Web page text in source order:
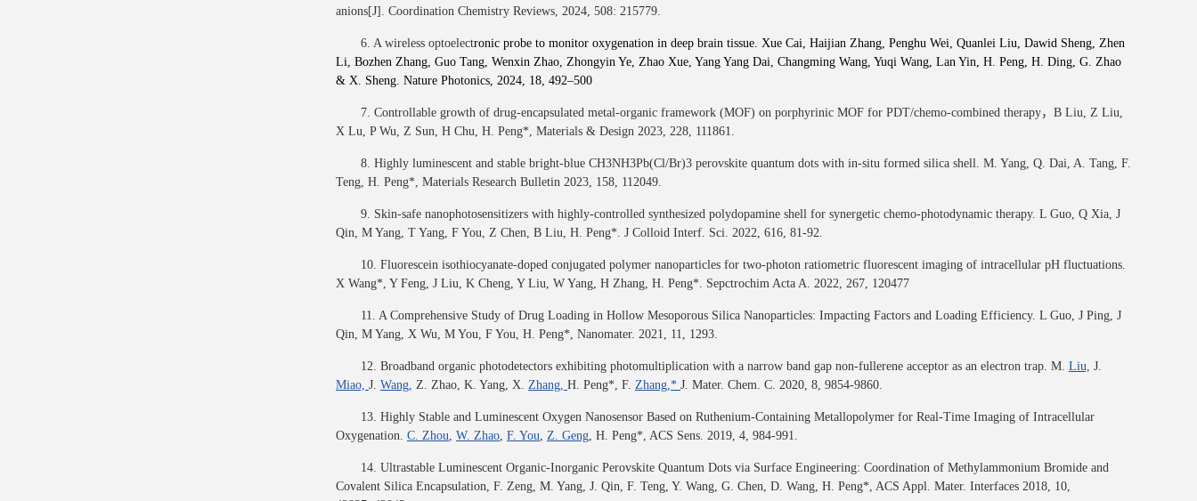
anions[J]. Coordination Chemistry Reviews, 2024, 508: 215779.
6. A wireless optoelectronic probe to monitor oxygenation in deep brain tissue. Xue Cai, Haijian Zhang, Penghu Wei, Quanlei Liu, Dawid Sheng, Zhen
Li, Bozhen Zhang, Guo Tang, Wenxin Zhao, Zhongyin Ye, Zhao Xue, Yang Yang Dai, Changming Wang, Yuqi Wang, Lan Yin, H. Peng, H. Ding, G. Zhao
& X. Sheng. Nature Photonics, 2024, 18, 492–500
7. Controllable growth of drug-encapsulated metal-organic framework (MOF) on porphyrinic MOF for PDT/chemo-combined therapy，B Liu, Z Liu,
X Lu, P Wu, Z Sun, H Chu, H. Peng*, Materials & Design 2023, 228, 111861.
8. Highly luminescent and stable bright-blue CH3NH3Pb(Cl/Br)3 perovskite quantum dots with in-situ formed silica shell. M. Yang, Q. Dai, A. Tang, F.
Teng, H. Peng*, Materials Research Bulletin 2023, 158, 112049.
9. Skin-safe nanophotosensitizers with highly-controlled synthesized polydopamine shell for synergetic chemo-photodynamic therapy. L Guo, Q Xia, J
Qin, M Yang, T Yang, F You, Z Chen, B Liu, H. Peng*. J Colloid Interf. Sci. 2022, 616, 81-92.
10. Fluorescein isothiocyanate-doped conjugated polymer nanoparticles for two-photon ratiometric fluorescent imaging of intracellular pH fluctuations.
X Wang*, Y Feng, J Liu, K Cheng, Y Liu, W Yang, H Zhang, H. Peng*. Sepctrochim Acta A. 2022, 267, 120477
11. A Comprehensive Study of Drug Loading in Hollow Mesoporous Silica Nanoparticles: Impacting Factors and Loading Efficiency. L Guo, J Ping, J
Qin, M Yang, X Wu, M You, F You, H. Peng*, Nanomater. 2021, 11, 1293.
12. Broadband organic photodetectors exhibiting photomultiplication with a narrow band gap non-fullerene acceptor as an electron trap. M. Liu, J.
Miao, J. Wang, Z. Zhao, K. Yang, X. Zhang, H. Peng*, F. Zhang,* J. Mater. Chem. C. 2020, 8, 9854-9860.
13. Highly Stable and Luminescent Oxygen Nanosensor Based on Ruthenium-Containing Metallopolymer for Real-Time Imaging of Intracellular
Oxygenation. C. Zhou, W. Zhao, F. You, Z. Geng, H. Peng*, ACS Sens. 2019, 4, 984-991.
14. Ultrastable Luminescent Organic-Inorganic Perovskite Quantum Dots via Surface Engineering: Coordination of Methylammonium Bromide and
Covalent Silica Encapsulation, F. Zeng, M. Yang, J. Qin, F. Teng, Y. Wang, G. Chen, D. Wang, H. Peng*, ACS Appl. Mater. Interfaces 2018, 10,